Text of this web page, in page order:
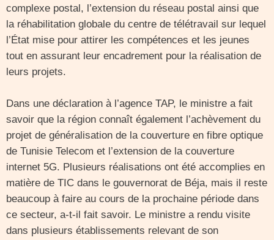
complexe postal, l’extension du réseau postal ainsi que
la réhabilitation globale du centre de télétravail sur lequel
l’État mise pour attirer les compétences et les jeunes
tout en assurant leur encadrement pour la réalisation de
leurs projets.
Dans une déclaration à l’agence TAP, le ministre a fait
savoir que la région connaît également l’achèvement du
projet de généralisation de la couverture en fibre optique
de Tunisie Telecom et l’extension de la couverture
internet 5G. Plusieurs réalisations ont été accomplies en
matière de TIC dans le gouvernorat de Béja, mais il reste
beaucoup à faire au cours de la prochaine période dans
ce secteur, a-t-il fait savoir. Le ministre a rendu visite
dans plusieurs établissements relevant de son